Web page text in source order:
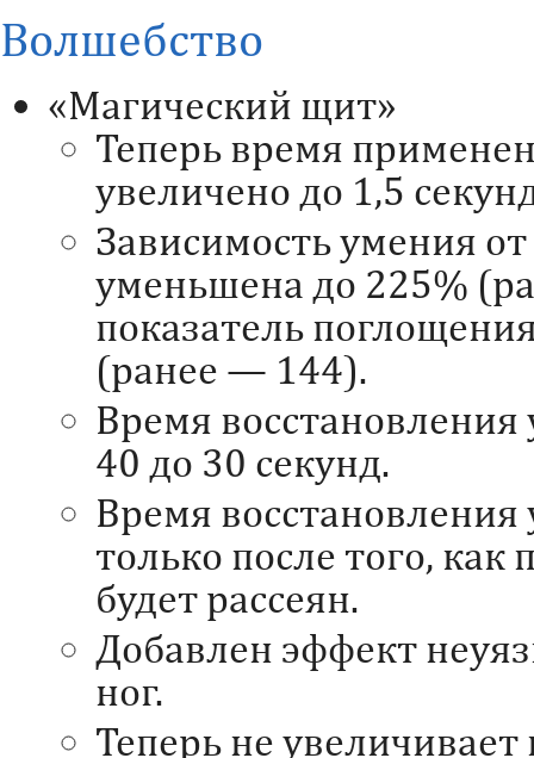
Волшебство
«Магический щит»
Теперь время
увеличено до 1,5
Зависимость умения
уменьшена до 225%
показатель
(ранее — 144).
Время
40 до 30 секунд.
Время
только после того,
будет рассеян.
Добавлен эффект
ног.
Теперь не